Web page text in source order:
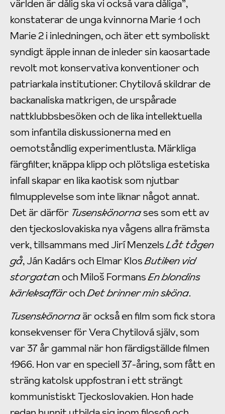
världen är dålig ska vi också vara dåliga”,
konstaterar de unga kvinnorna Marie 1 och
Marie 2 i inledningen, och äter ett symboliskt
syndigt äpple innan de inleder sin kaosartade
revolt mot konservativa konventioner och
patriarkala institutioner. Chytilová skildrar de
backanaliska matkrigen, de urspårade
nattklubbsbesöken och de lika intellektuella
som infantila diskussionerna med en
oemotståndlig experimentlusta. Märkliga
färgfilter, knäppa klipp och plötsliga estetiska
infall skapar en lika kaotisk som njutbar
filmupplevelse som inte liknar något annat.
Det är därför Tusenskönornases som ett av
den tjeckoslovakiska nya vågens allra främsta
verk, tillsammans med Jirí MenzelsLåt tågen
gå, Ján Kadárs och Elmar KlosButiken vid
storgatan och Miloš FormansEn blondins
kärleksaffärochDet brinner min sköna.
Tusenskönornaär också en film som fick stora
konsekvenser för Vera Chytilová själv, som
var 37 år gammal när hon färdigställde filmen
1966. Hon var en speciell 37-åring, som fått en
sträng katolsk uppfostran i ett strängt
kommunistiskt Tjeckoslovakien. Hon hade